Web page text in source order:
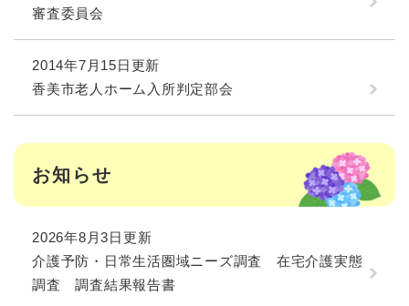
審査委員会
2014年7月15日更新
香美市老人ホーム入所判定部会
お知らせ
2026年8月3日更新
介護予防・日常生活圏域ニーズ調査 在宅介護実態
調査 調査結果報告書